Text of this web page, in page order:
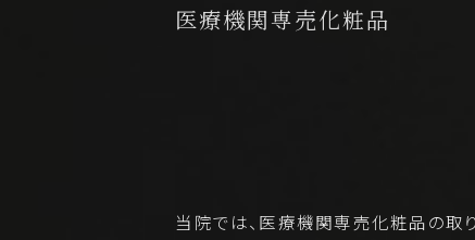
医療機関専売化粧品
当院では、医療機関専売化粧品の取